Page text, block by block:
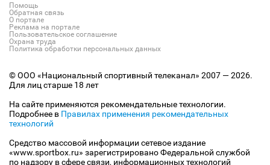
Помощь
Обратная связь
О портале
Реклама на портале
Пользовательское соглашение
Охрана труда
Политика обработки персональных данных
© ООО «Национальный спортивный телеканал» 2007 — 2026.
Для лиц старше 18 лет
На сайте применяются рекомендательные технологии.
Подробнее в Правилах применения рекомендательных
технологий
Средство массовой информации сетевое издание
«www.sportbox.ru» зарегистрировано Федеральной службой
по надзору в сфере связи, информационных технологий